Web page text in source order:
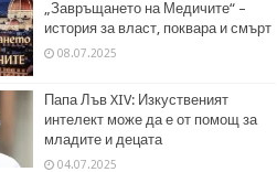
„Завръщането на Медичите“ –
история за власт, поквара и смърт
08.07.2025
Папа Лъв XIV: Изкуственият
интелект може да е от помощ за
младите и децата
04.07.2025